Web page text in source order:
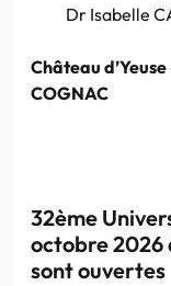
Dr Isabelle
Château
COGNAC
32ème
octobre 2026
sont ouvertes